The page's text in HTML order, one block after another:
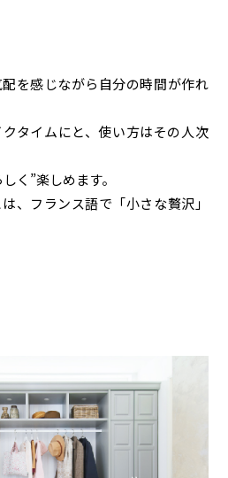
を感じながら自分の時間が作れ
タイムにと、使い方はその人次
く”楽しめます。
、フランス語で「小さな贅沢」